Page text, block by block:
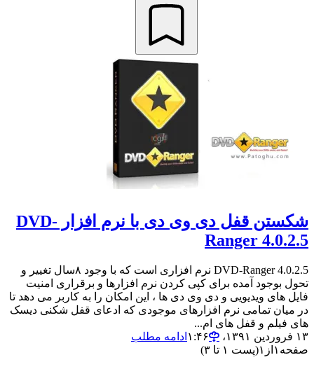
شکستن قفل دی وی دی با نرم افزار DVD-
Ranger 4.0.2.5
DVD-Ranger 4.0.2.5 نرم افزاری است که با وجود ۸سال تغییر و
تحول بوجود آمده برای کپی کردن نرم افزارها و برقراری امنیت
فایل های ویدیویی و دی وی دی ها ، این امکان را به کاربر می دهد تا
در میان تمامی نرم افزارهای موجودی که ادعای قفل شکنی دیسک
های فیلم و قفل های ام...
۱۳ فروردین ۱۳۹۱،‏ ۱:۴۶
ادامه مطلب
صفحه ۱ از ۱(پست ۱ تا ۳)